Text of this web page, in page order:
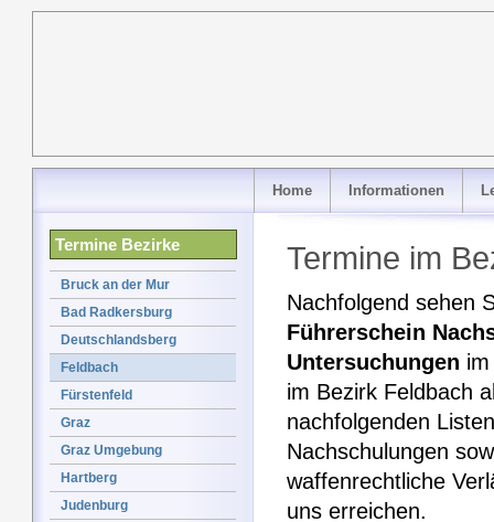
Home Informationen
Termine Bezirke
Bruck an der Mur
Bad Radkersburg
Deutschlandsberg
Feldbach
Fürstenfeld
Graz
Graz Umgebung
Hartberg
Judenburg
Termine im
Nachfolgend sehen
Führerschein
Untersuchungen
im Bezirk Feldbach
nachfolgenden
Nachschulungen
waffenrechtliche
uns erreichen.